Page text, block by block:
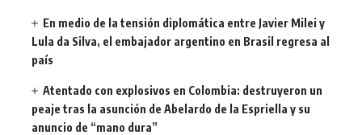
En medio de la tensión diplomática entre Javier Milei y
Lula da Silva, el embajador argentino en Brasil regresa al
país
Atentado con explosivos en Colombia: destruyeron un
peaje tras la asunción de Abelardo de la Espriella y su
anuncio de “mano dura”